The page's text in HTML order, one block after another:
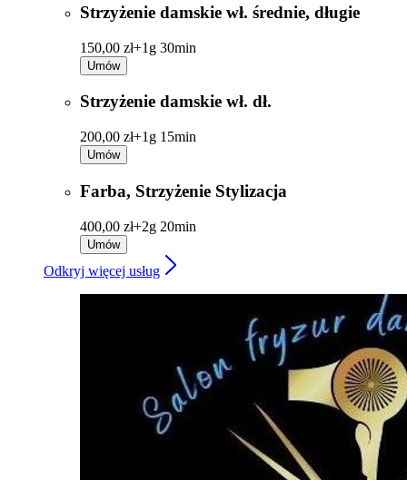
Strzyżenie damskie wł. średnie, długie
150,00 zł+1g 30min
Umów
Strzyżenie damskie wł. dł.
200,00 zł+1g 15min
Umów
Farba, Strzyżenie Stylizacja
400,00 zł+2g 20min
Umów
Odkryj więcej usług